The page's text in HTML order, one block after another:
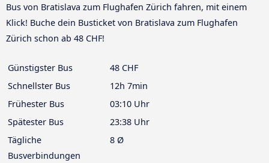
Bus von Bratislava zum Flughafen Zürich fahren, mit einem
Klick! Buche dein Busticket von Bratislava zum Flughafen
Zürich schon ab 48 CHF!
Günstigster Bus
48 CHF
Schnellster Bus
12h 7min
Frühester Bus
03:10 Uhr
Spätester Bus
23:38 Uhr
Tägliche
Busverbindungen
8 Ø